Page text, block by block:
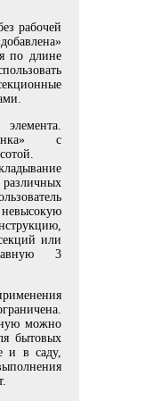
рабочей
по длине
с
или
3
можно
бытовых
и в саду,